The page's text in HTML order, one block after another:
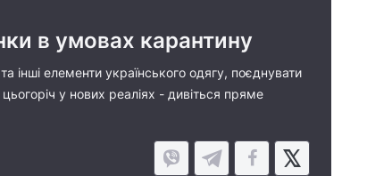
в умовах карантину
інші елементи українського одягу, поєднувати
у нових реаліях - дивіться пряме